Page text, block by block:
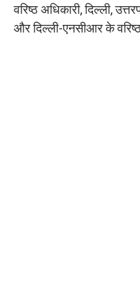
वरिष्ठ अधिकारी, दिल्ली,
और दिल्ली-एनसीआर के